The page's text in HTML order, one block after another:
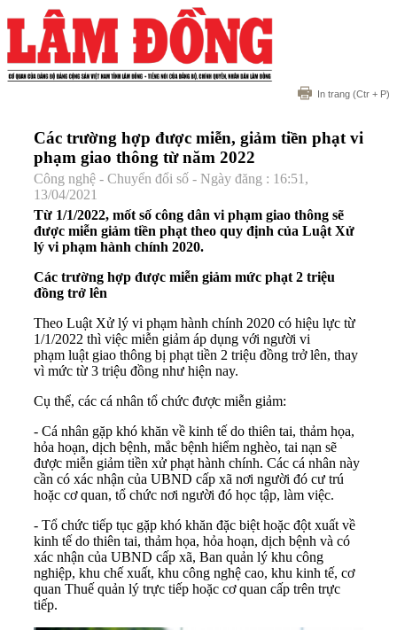
In trang (Ctr + P)
Các trường hợp được miễn, giảm tiền phạt vi
phạm giao thông từ năm 2022
Công nghệ - Chuyển đổi số - Ngày đăng : 16:51,
13/04/2021
Từ 1/1/2022, mốt số công dân vi phạm giao thông sẽ
được miễn giảm tiền phạt theo quy định của Luật Xử
lý vi phạm hành chính 2020.
Các trường hợp được miễn giảm mức phạt 2 triệu
đồng trở lên
Theo Luật Xử lý vi phạm hành chính 2020 có hiệu lực từ
1/1/2022 thì việc miễn giảm áp dụng với người vi
phạm luật giao thông bị phạt tiền 2 triệu đồng trở lên, thay
vì mức từ 3 triệu đồng như hiện nay.
Cụ thể, các cá nhân tổ chức được miễn giảm:
- Cá nhân gặp khó khăn về kinh tế do thiên tai, thảm họa,
hỏa hoạn, dịch bệnh, mắc bệnh hiểm nghèo, tai nạn sẽ
được miễn giảm tiền xử phạt hành chính. Các cá nhân này
cần có xác nhận của UBND cấp xã nơi người đó cư trú
hoặc cơ quan, tổ chức nơi người đó học tập, làm việc.
- Tổ chức tiếp tục gặp khó khăn đặc biệt hoặc đột xuất về
kinh tế do thiên tai, thảm họa, hỏa hoạn, dịch bệnh và có
xác nhận của UBND cấp xã, Ban quản lý khu công
nghiệp, khu chế xuất, khu công nghệ cao, khu kinh tế, cơ
quan Thuế quản lý trực tiếp hoặc cơ quan cấp trên trực
tiếp.